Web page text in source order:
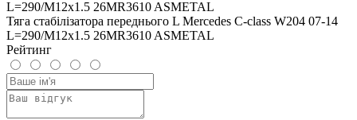
Тяга стабілізатора переднього L Mercedes C-class W204 07-14
L=290/M12x1.5 26MR3610 ASMETAL
Рейтинг